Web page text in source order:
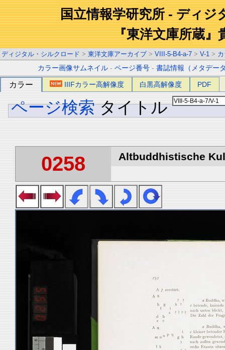
国立情報学研究所 - ディジ
『東洋文庫所蔵』
ディジタル・シルクロード > 東洋文庫アーカイブ > VIII-5-B4-a-7 > V-1 >
カラー画像サムネイル -ページ番号 -書誌情報（メタデー
カラー IIIFカラー高解像度 白黒高解像度 PDF
ページ検索 タイトル
0258 Altbuddhistische